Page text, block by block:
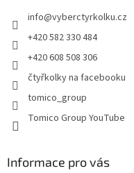
info@vyberctyrkolku.cz
+420 582 330 484
+420 608 508 306
čtyřkolky na facebooku
tomico_group
Tomico Group YouTube
Informace pro vás